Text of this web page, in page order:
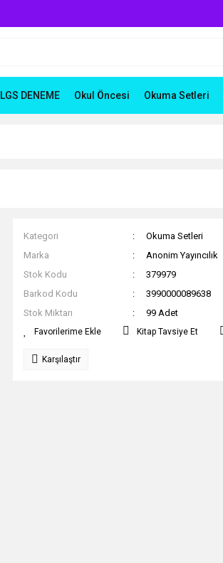
LGS DENEME Okul Öncesi Okuma Setleri
Kategori
Okuma Setleri
Marka
Anonim Yayıncılık
Stok Kodu
379979
Barkod Kodu
3990000089638
Stok Miktarı
99 Adet
Kitap Tavsiye Et
Karşılaştır